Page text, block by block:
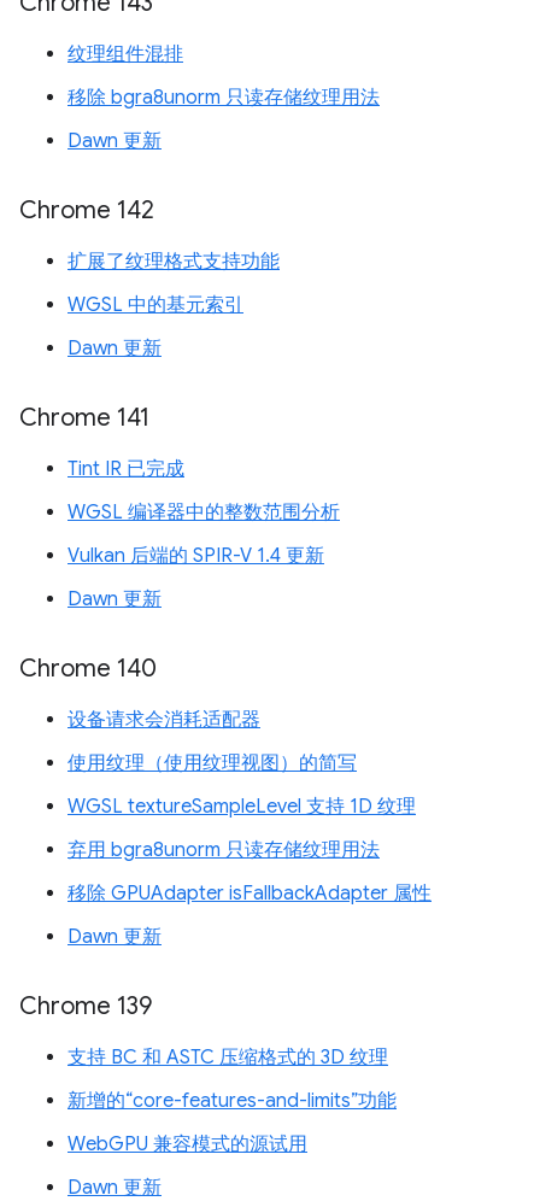
纹理组件混排
移除 bgra8unorm 只读存储纹理用法
Dawn 更新
Chrome 142
扩展了纹理格式支持功能
WGSL 中的基元索引
Dawn 更新
Chrome 141
Tint IR 已完成
WGSL 编译器中的整数范围分析
Vulkan 后端的 SPIR-V 1.4 更新
Dawn 更新
Chrome 140
设备请求会消耗适配器
使用纹理（使用纹理视图）的简写
WGSL textureSampleLevel 支持 1D 纹理
弃用 bgra8unorm 只读存储纹理用法
移除 GPUAdapter isFallbackAdapter 属性
Dawn 更新
Chrome 139
支持 BC 和 ASTC 压缩格式的 3D 纹理
新增的“core-features-and-limits”功能
WebGPU 兼容模式的源试用
Dawn 更新